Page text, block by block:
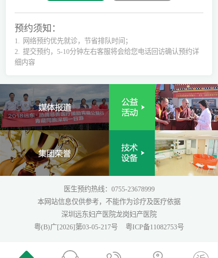
预约须知：
1.
网络预约优先就诊，节省排队时间；
2.
提交预约，5-10分钟左右客服将会给您电话回访确认预约详
细内容
医生预约热线：0755-23678999
本网站信息仅供参考，不能作为诊疗及医疗依据
深圳远东妇产医院龙岗妇产医院
粤(B)广[2026]第03-05-217号
粤ICP备11082753号